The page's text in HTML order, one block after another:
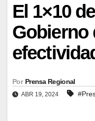
El 1×10
Gobierno
Por Prensa Regional
ABR 19, 2024